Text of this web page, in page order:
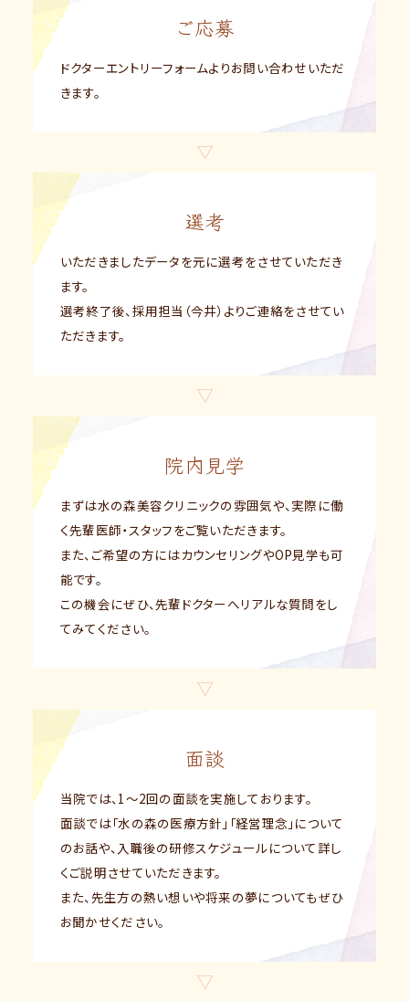
ご応募
ドクターエントリーフォームよりお問い合わせいただ
きます。
選考
いただきましたデータを元に選考をさせていただき
ます。
選考終了後、採用担当（今井）よりご連絡をさせてい
ただきます。
院内見学
まずは水の森美容クリニックの雰囲気や、実際に働
く先輩医師・スタッフをご覧いただきます。
また、ご希望の方にはカウンセリングやOP見学も可
能です。
この機会にぜひ、先輩ドクターへリアルな質問をし
てみてください。
面談
当院では、1～2回の面談を実施しております。
面談では「水の森の医療方針」「経営理念」について
のお話や、 入職後の研修スケジュールについて詳し
くご説明させていただきます。
また、先生方の熱い想いや将来の夢についてもぜひ
お聞かせください。